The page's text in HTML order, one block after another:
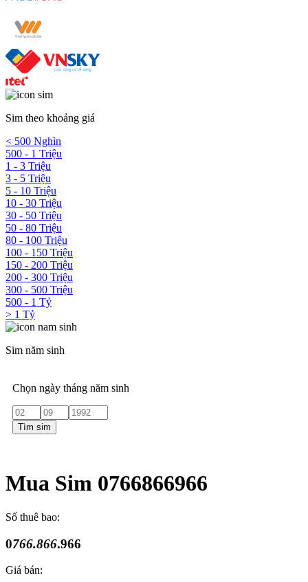
Sim theo khoảng giá
< 500 Nghìn
500 - 1 Triệu
1 - 3 Triệu
3 - 5 Triệu
5 - 10 Triệu
10 - 30 Triệu
30 - 50 Triệu
50 - 80 Triệu
80 - 100 Triệu
100 - 150 Triệu
150 - 200 Triệu
200 - 300 Triệu
300 - 500 Triệu
500 - 1 Tỷ
> 1 Tỷ
Sim năm sinh
Chọn ngày tháng năm sinh
Tìm sim
Mua Sim 0766866966
Số thuê bao:
0766.866.966
Giá bán: